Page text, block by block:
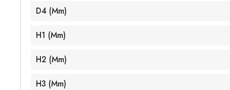
D4 (mm)
H1 (mm)
H2 (mm)
H3 (mm)